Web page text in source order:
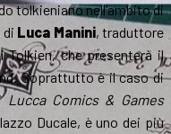
tolkieniano nell’ambito di
Luca Manini, traduttore
che presenterà il
Soprattutto è il caso di
Lucca Comics & Games
Ducale, è uno dei più